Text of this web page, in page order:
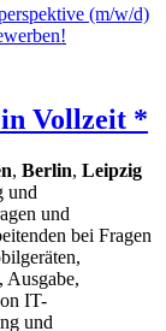
Vollzeit *
, Berlin, Leipzig
und
und
bei Fragen
Ausgabe,
IT-
und